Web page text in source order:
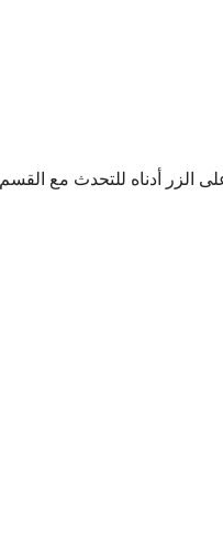
أدناه للتحدث مع القسم